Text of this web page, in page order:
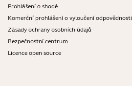
Prohlášení o shodě
Komerční prohlášení o vyloučení odpovědnosti
Zásady ochrany osobních údajů
Bezpečnostní centrum
Licence open source